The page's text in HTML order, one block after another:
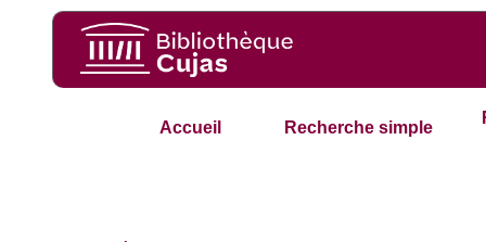
Accueil Recherche simple